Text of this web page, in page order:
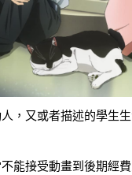
，又或者描述的學生
能接受動畫到後期經